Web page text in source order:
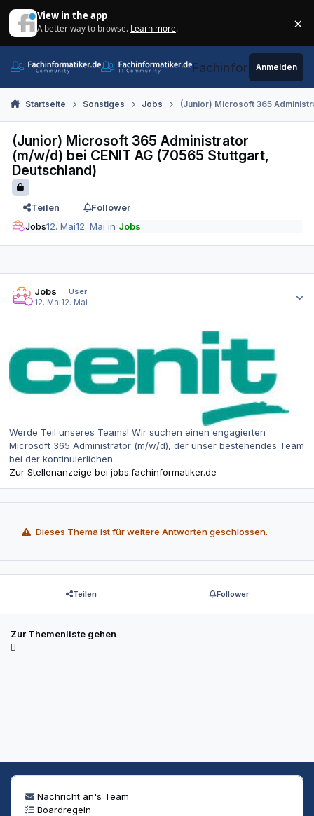
View in the app
A better way to browse. Learn more. ×
Fachinformatiker.de
Anmelden
Startseite Sonstiges Jobs (Junior) Microsoft 365
(Junior) Microsoft 365 Administrator
(m/w/d) bei CENIT AG (70565 Stuttgart,
Deutschland)
Teilen
Follower
Jobs12. Mai12. Mai in Jobs
Jobs
User
12. Mai12. Mai
Werde Teil unseres Teams! Wir suchen einen engagierten
Microsoft 365 Administrator (m/w/d), der unser bestehendes Team
bei der kontinuierlichen...
Zur Stellenanzeige bei jobs.fachinformatiker.de
Dieses Thema ist für weitere Antworten geschlossen.
Teilen Follower
Zur Themenliste gehen
Nachricht an's Team
Boardregeln